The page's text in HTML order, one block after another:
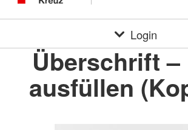
Login
Überschrift
ausfüllen